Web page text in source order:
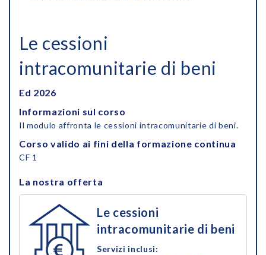
Le cessioni
intracomunitarie di beni
Ed 2026
Informazioni sul corso
Il modulo affronta le cessioni intracomunitarie di beni.
Corso valido ai fini della formazione continua
CF 1
La nostra offerta
Le cessioni
intracomunitarie di beni
Servizi inclusi: